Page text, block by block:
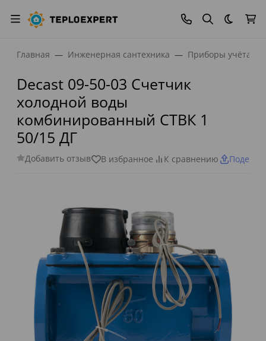
Темная
Главная Инженерная сантехника Приборы учёта
Decast 09-50-03 Счетчик
холодной воды
комбинированный СТВК 1
50/15 ДГ
Добавить отзыв В избранное К сравнению